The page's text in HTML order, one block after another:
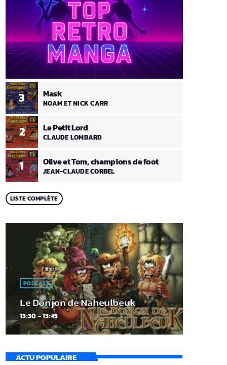
1 Olive et Tom, champions de foot
JEAN-CLAUDE CORBEL
2 Le Petit Lord
CLAUDE LOMBARD
3 Mask
NOAM ET NICK CARR
LISTE COMPLÈTE
PODCAST
Le Donjon de Naheulbeuk
13:30 - 13:45
ACTU POPULAIRE